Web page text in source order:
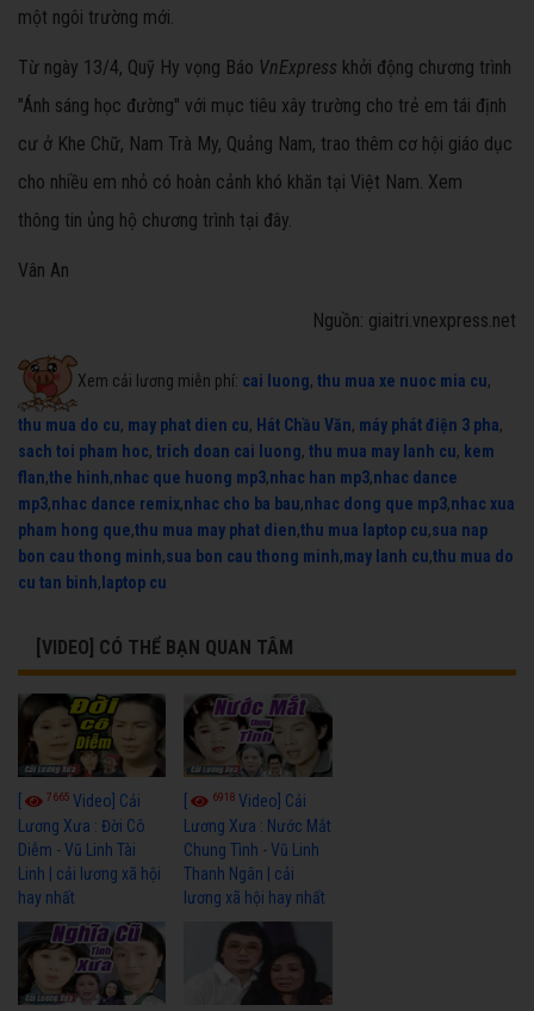
một ngôi trường mới.
Từ ngày 13/4, Quỹ Hy vọng Báo VnExpress khởi động chương trình
"Ánh sáng học đường" với mục tiêu xây trường cho trẻ em tái định
cư ở Khe Chữ, Nam Trà My, Quảng Nam, trao thêm cơ hội giáo dục
cho nhiều em nhỏ có hoàn cảnh khó khăn tại Việt Nam. Xem
thông tin ủng hộ chương trình tại đây.
Vân An
Nguồn: giaitri.vnexpress.net
Xem cải lương miễn phí: cai luong, thu mua xe nuoc mia cu,
thu mua do cu, may phat dien cu, Hát Chầu Văn, máy phát điện 3 pha,
sach toi pham hoc, trich doan cai luong, thu mua may lanh cu, kem
flan,the hinh,nhac que huong mp3,nhac han mp3,nhac dance
mp3,nhac dance remix,nhac cho ba bau,nhac dong que mp3,nhac xua
pham hong que,thu mua may phat dien,thu mua laptop cu,sua nap
bon cau thong minh,sua bon cau thong minh,may lanh cu,thu mua do
cu tan binh, laptop cu
[VIDEO] CÓ THỂ BẠN QUAN TÂM
7665 Video] Cải
Lương Xưa : Đời Cô
Diễm - Vũ Linh Tài
Linh | cải lương xã hội
hay nhất
6918Video] Cải
Lương Xưa : Nước Mắt
Chung Tình - Vũ Linh
Thanh Ngân | cải
lương xã hội hay nhất